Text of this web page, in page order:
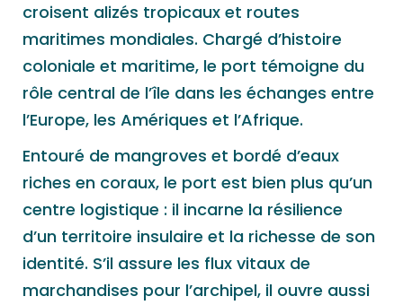
croisent alizés tropicaux et routes
maritimes mondiales. Chargé d’histoire
coloniale et maritime, le port témoigne du
rôle central de l’île dans les échanges entre
l’Europe, les Amériques et l’Afrique.
Entouré de mangroves et bordé d’eaux
riches en coraux, le port est bien plus qu’un
centre logistique : il incarne la résilience
d’un territoire insulaire et la richesse de son
identité. S’il assure les flux vitaux de
marchandises pour l’archipel, il ouvre aussi